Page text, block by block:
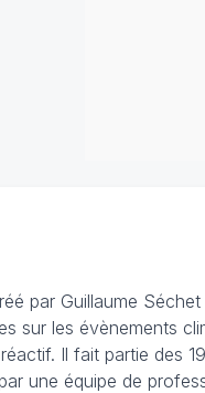
par Guillaume
sur les évènements
Il fait partie des
une équipe de